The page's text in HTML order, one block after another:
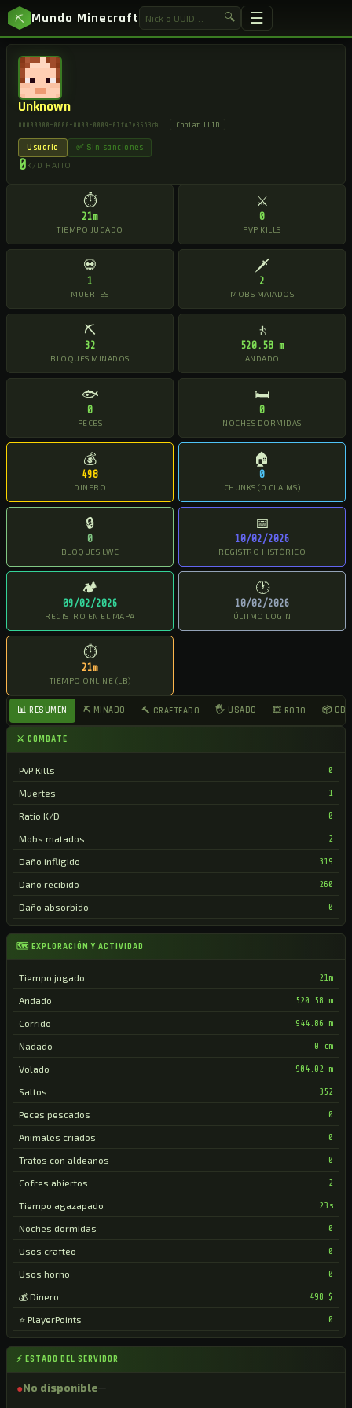
⛏ Mundo Minecraft 🔍 ☰
⚡ ESTADO DEL SERVIDOR
●No disponible
Unknown
00000000-0000-0000-0009-01f47e3563da Copiar UUID
Usuario ✅ Sin sanciones
0K/D RATIO
⏱
21m
TIEMPO JUGADO
⚔
0
PVP KILLS
💀
1
MUERTES
🗡
2
MOBS MATADOS
⛏
32
BLOQUES MINADOS
🚶
520.58 m
ANDADO
🐟
0
PECES
🛏
0
NOCHES DORMIDAS
💰
498
DINERO
🏠
0
CHUNKS (0 CLAIMS)
🔒
0
BLOQUES LWC
📅
10/02/2026
REGISTRO HISTÓRICO
🏕
09/02/2026
REGISTRO EN EL MAPA
🕐
10/02/2026
ÚLTIMO LOGIN
⏱
21m
TIEMPO ONLINE (LB)
📊 RESUMEN ⛏ MINADO 🔨 CRAFTEADO 🖐 USADO 💥 ROTO 📦
⚔ COMBATE
PvP Kills 0
Muertes 1
Ratio K/D 0
Mobs matados 2
Daño infligido 319
Daño recibido 260
Daño absorbido 0
🗺 EXPLORACIÓN Y ACTIVIDAD
Tiempo jugado 21m
Andado 520.58 m
Corrido 944.86 m
Nadado 0 cm
Volado 904.02 m
Saltos 352
Peces pescados 0
Animales criados 0
Tratos con aldeanos 0
Cofres abiertos 2
Tiempo agazapado 23s
Noches dormidas 0
Usos crafteo 0
Usos horno 0
💰 Dinero 498 $
⭐ PlayerPoints 0